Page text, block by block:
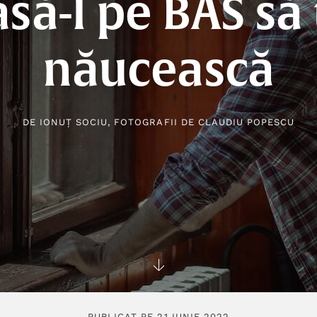
l pe BAS
năucească
DE IONUȚ SOCIU , FOTOGRAFII DE CLAUDIU POPESCU